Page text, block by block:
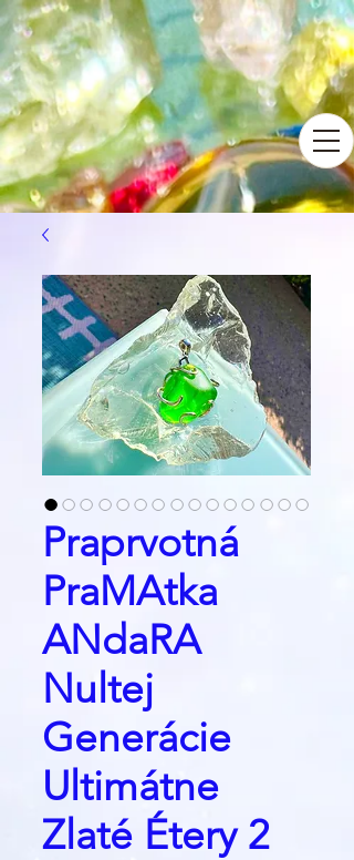
Praprvotná
PraMAtka
ANdaRA
Nultej
Generácie
Ultimátne
Zlaté Étery 2